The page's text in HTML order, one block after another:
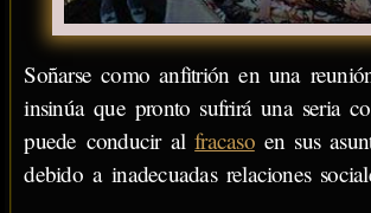
Soñarse como anfitrión en una
insinúa que pronto sufrirá una seria
puede conducir alfracasoen sus
debido a inadecuadas relaciones